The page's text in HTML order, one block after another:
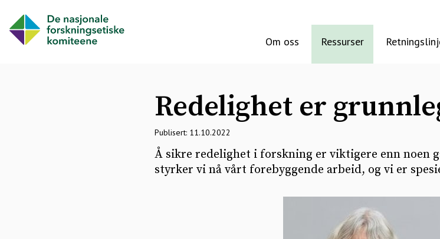
Om oss Ressurser
Redelighet er
Publisert: 11.10.2022
Å sikre redelighet i forskning er viktigere enn noen
styrker vi nå vårt forebyggende arbeid, og vi er